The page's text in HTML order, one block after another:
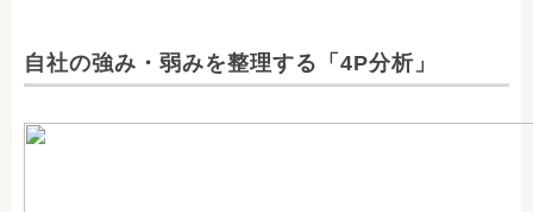
自社の強み・弱みを整理する「4P分析」